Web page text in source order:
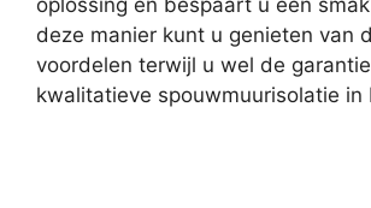
oplossing en bespaart u een
deze manier kunt u genieten van
voordelen terwijl u wel de
kwalitatieve spouwmuurisolatie in